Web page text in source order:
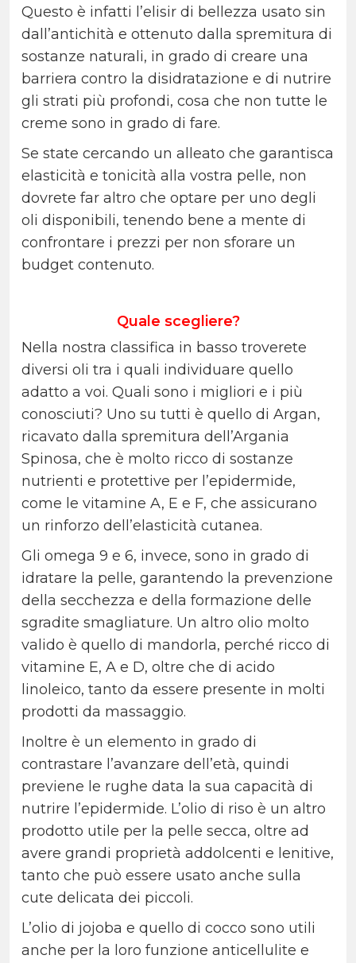
Questo è infatti l’elisir di bellezza usato sin
dall’antichità e ottenuto dalla spremitura di
sostanze naturali, in grado di creare una
barriera contro la disidratazione e di nutrire
gli strati più profondi, cosa che non tutte le
creme sono in grado di fare.
Se state cercando un alleato che garantisca
elasticità e tonicità alla vostra pelle, non
dovrete far altro che optare per uno degli
oli disponibili, tenendo bene a mente di
confrontare i prezzi per non sforare un
budget contenuto.
Quale scegliere?
Nella nostra classifica in basso troverete
diversi oli tra i quali individuare quello
adatto a voi. Quali sono i migliori e i più
conosciuti? Uno su tutti è quello di Argan,
ricavato dalla spremitura dell’Argania
Spinosa, che è molto ricco di sostanze
nutrienti e protettive per l’epidermide,
come le vitamine A, E e F, che assicurano
un rinforzo dell’elasticità cutanea.
Gli omega 9 e 6, invece, sono in grado di
idratare la pelle, garantendo la prevenzione
della secchezza e della formazione delle
sgradite smagliature. Un altro olio molto
valido è quello di mandorla, perché ricco di
vitamine E, A e D, oltre che di acido
linoleico, tanto da essere presente in molti
prodotti da massaggio.
Inoltre è un elemento in grado di
contrastare l’avanzare dell’età, quindi
previene le rughe data la sua capacità di
nutrire l’epidermide. L’olio di riso è un altro
prodotto utile per la pelle secca, oltre ad
avere grandi proprietà addolcenti e lenitive,
tanto che può essere usato anche sulla
cute delicata dei piccoli.
L’olio di jojoba e quello di cocco sono utili
anche per la loro funzione anticellulite e